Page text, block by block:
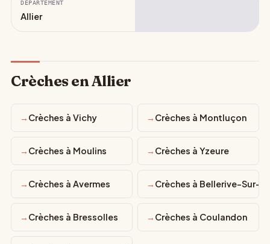
DÉPARTEMENT
Allier
Crèches en Allier
Crèches à Vichy Crèches à Montluçon
Crèches à Moulins Crèches à Yzeure
Crèches à Avermes Crèches à Bellerive-Sur-
Crèches à Bressolles Crèches à Coulandon